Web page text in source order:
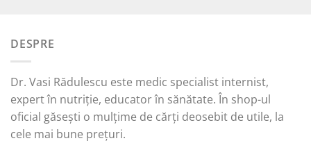
DESPRE
Dr. Vasi Rădulescu este medic specialist internist,
expert în nutriție, educator în sănătate. În shop-ul
oficial găsești o mulțime de cărți deosebit de utile, la
cele mai bune prețuri.